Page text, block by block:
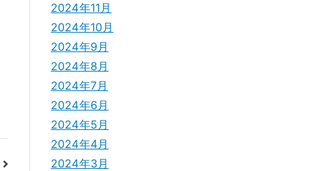
2024年11月
2024年10月
2024年9月
2024年8月
2024年7月
2024年6月
2024年5月
2024年4月
2024年3月